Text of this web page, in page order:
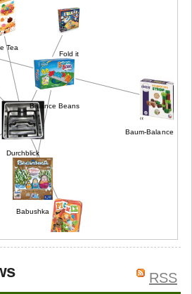
Durchblick
Fold it
Balance Beans
Babushka
Tea
Baum-Balance-Spiel
RSS